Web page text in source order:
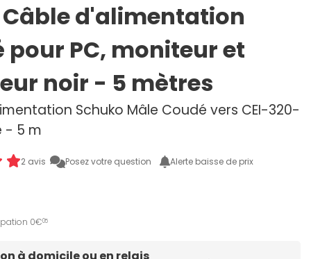
Câble d'alimentation
pour PC, moniteur et
noir - 5 mètres
Schuko Mâle Coudé vers CEI-320-
- 5 m
2 avis Posez votre question Alerte baisse de prix
0€05